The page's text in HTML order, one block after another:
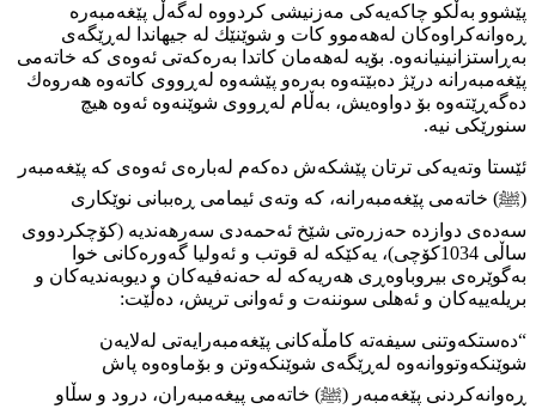
پێشوو بەڵكو چاكەیەكی مەزنیشی كردووە لەگەڵ پێغەمبەرە
ڕەوانەكراوەكان لەهەموو كات و شوێنێك لە جیھاندا لەڕێگەی
بەڕاستزانینیانەوە. بۆیە لەهەمان كاتدا بەرەكەتی ئەوەی كە خاتەمی
پێغەمبەرانە درێژ دەبێتەوە بەرەو پێشەوە لەڕووی كاتەوە هەروەك
دەگەڕێتەوە بۆ دواوەیش، بەڵام لەڕووی شوێنەوە ئەوە هیچ
سنورێكی نیە.
ئێستا وتەیەكی ترتان پێشكەش دەكەم لەبارەی ئەوەی كە پێغەمبەر
(ﷺ) خاتەمی پێغەمبەرانە، كە وتەی ئیمامی ڕەببانی نوێكاری
سەدەی دوازدە حەزرەتی شێخ ئەحمەدی سەرهەندیە (كۆچكردووی
ساڵی 1034كۆچی)، یەكێكە لە قوتب و ئەولیا گەورەكانی خوا
بەگوێرەی بیروباوەڕی هەریەكە لە حەنەفیەكان و دیوبەندیەكان و
بریلەییەكان و ئەهلی سوننەت و ئەوانی تریش، دەڵێت:
“دەستكەوتنی سیفەتە كامڵەكانی پێغەمبەرایەتی لەلایەن
شوێنكەوتووانەوە لەڕێگەی شوێنكەوتن و بۆماوەوە پاش
ڕەوانەكردنی پێغەمبەر (ﷺ) خاتەمی پیغەمبەران، درود و سڵاو